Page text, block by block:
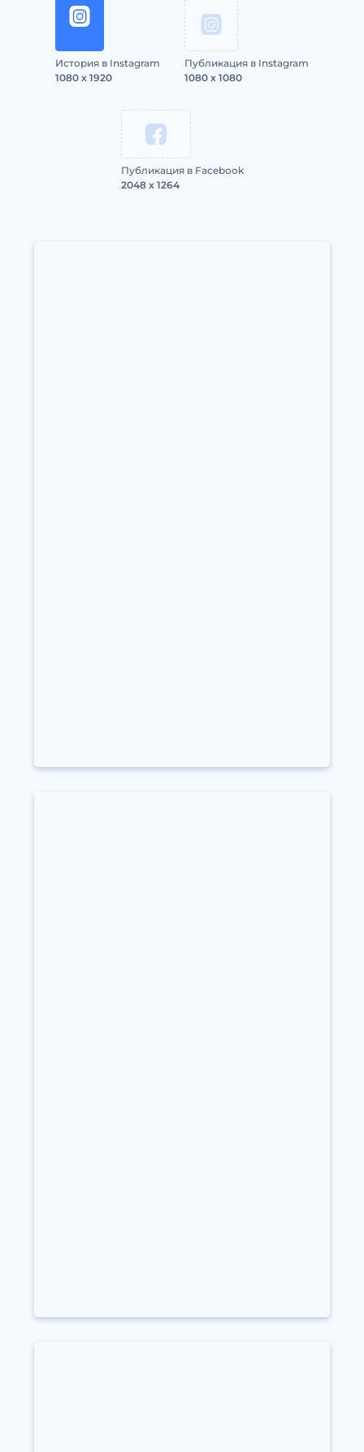
История в Instagram
1080 x 1920
Публикация в Instagram
1080 x 1080
Публикация в Facebook
2048 x 1264